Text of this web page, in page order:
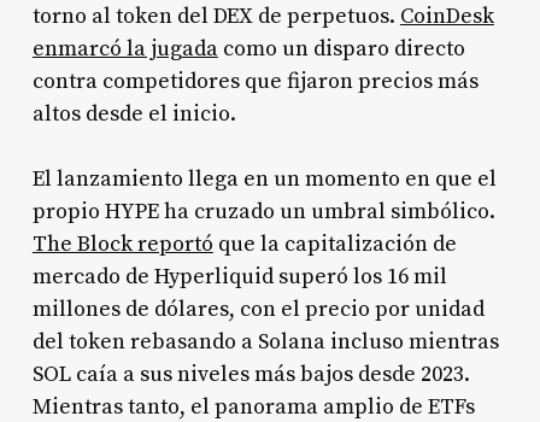
torno al token del DEX de perpetuos. CoinDesk
enmarcó la jugadacomo un disparo directo
contra competidores que fijaron precios más
altos desde el inicio.
El lanzamiento llega en un momento en que el
propio HYPE ha cruzado un umbral simbólico.
The Block reportó que la capitalización de
mercado de Hyperliquid superó los 16 mil
millones de dólares, con el precio por unidad
del token rebasando a Solana incluso mientras
SOL caía a sus niveles más bajos desde 2023.
Mientras tanto, el panorama amplio de ETFs